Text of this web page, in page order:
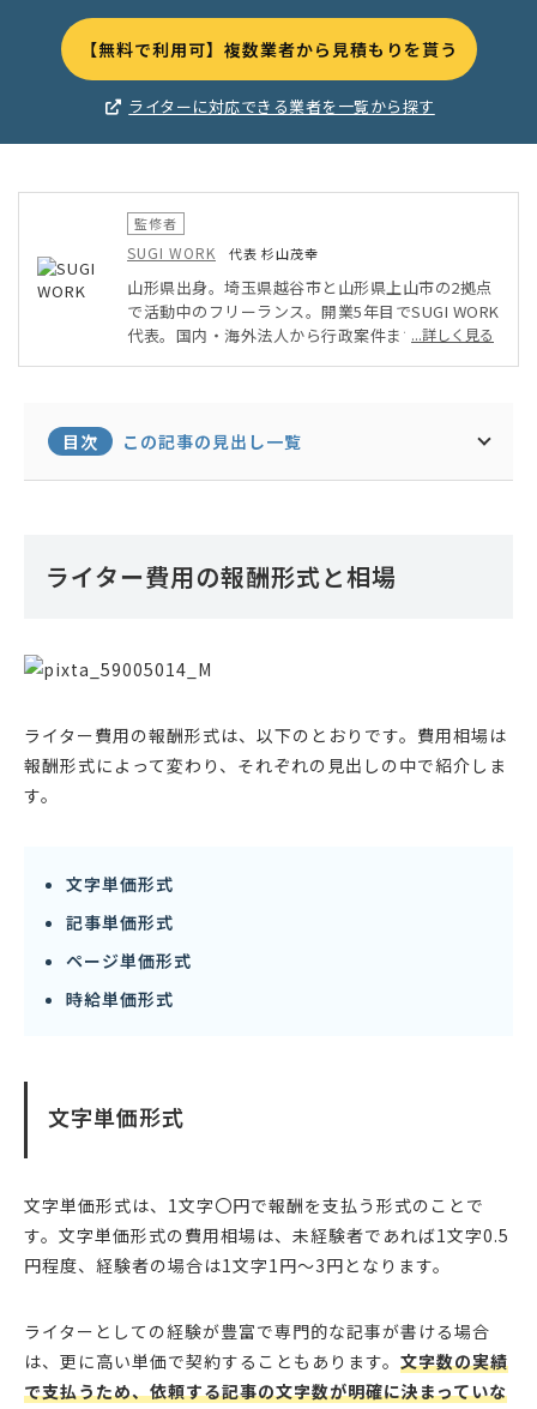
【無料で利用可】複数業者から見積もりを貰う
ライターに対応できる業者を一覧から探す
監修者
SUGI WORK 代表 杉山茂幸
山形県出身。埼玉県越谷市と山形県上山市の2拠点
で活動中のフリーランス。開業5年目でSUGI WORK
代表。国内・海外法人から行政案件まで経験。WEB
...詳しく見る
目次 この記事の見出し一覧
ライター費用の報酬形式と相場
ライター費用の報酬形式は、以下のとおりです。費用相場は
報酬形式によって変わり、それぞれの見出しの中で紹介しま
す。
文字単価形式
記事単価形式
ページ単価形式
時給単価形式
文字単価形式
文字単価形式は、1文字〇円で報酬を支払う形式のことで
す。文字単価形式の費用相場は、未経験者であれば1文字0.5
円程度、経験者の場合は1文字1円〜3円となります。
ライターとしての経験が豊富で専門的な記事が書ける場合
は、更に高い単価で契約することもあります。 文字数の実績
で支払うため、依頼する記事の文字数が明確に決まっていな